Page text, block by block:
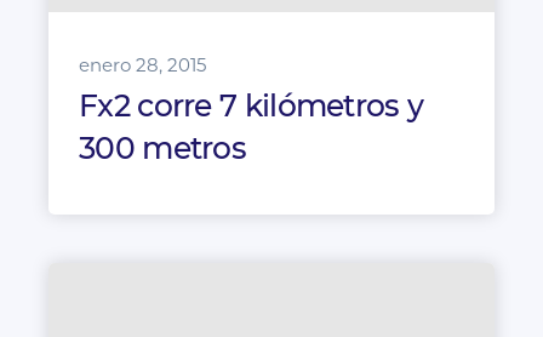
enero 28, 2015
Fx2 corre 7 kilómetros y
300 metros